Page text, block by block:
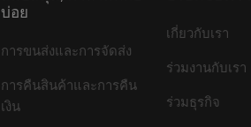
บ่อย
การขนส่งและการจัดส่ง
การคืนสินค้าและการคืน
เงิน
เกี่ยวกับเรา
ร่วมงานกับเรา
ร่วมธุรกิจ